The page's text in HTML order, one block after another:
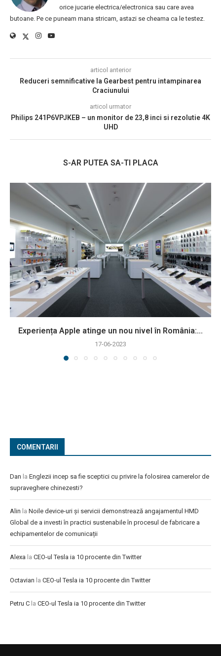
orice jucarie electrica/electronica sau care avea
butoane. Pe ce puneam mana stricam, astazi se cheama ca le testez.
articol anterior
Reduceri semnificative la Gearbest pentru intampinarea
Craciunului
articol urmator
Philips 241P6VPJKEB – un monitor de 23,8 inci si rezolutie 4K
UHD
S-AR PUTEA SA-TI PLACA
Experiența Apple atinge un nou nivel în România:...
17-06-2023
COMENTARII
Dan la Englezii incep sa fie sceptici cu privire la folosirea camerelor de
supraveghere chinezesti?
Alin la Noile device-uri și servicii demonstrează angajamentul HMD
Global de a investi în practici sustenabile în procesul de fabricare a
echipamentelor de comunicații
Alexa la CEO-ul Tesla ia 10 procente din Twitter
Octavian la CEO-ul Tesla ia 10 procente din Twitter
Petru C la CEO-ul Tesla ia 10 procente din Twitter